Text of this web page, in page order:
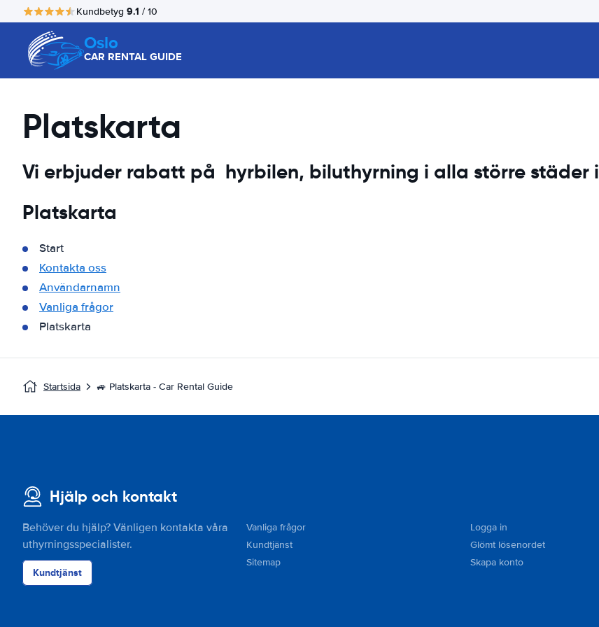
Kundbetyg 9.1 / 10
Oslo
CAR RENTAL GUIDE
Platskarta
Vi erbjuder rabatt på hyrbilen, biluthyrning i alla större städer i
Platskarta
Start
Kontakta oss
Användarnamn
Vanliga frågor
Platskarta
Startsida 🚙 Platskarta - Car Rental Guide
Hjälp och kontakt
Behöver du hjälp? Vänligen kontakta våra
uthyrningsspecialister.
Kundtjänst
Vanliga frågor
Kundtjänst
Sitemap
Logga in
Glömt lösenordet
Skapa konto